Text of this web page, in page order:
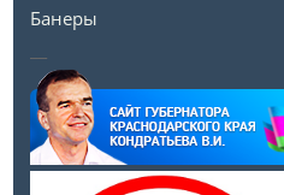
Банеры